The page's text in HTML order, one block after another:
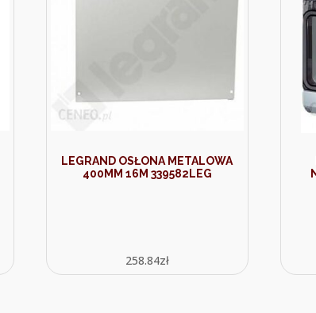
LEGRAND OSŁONA METALOWA
400MM 16M 339582LEG
258.84zł